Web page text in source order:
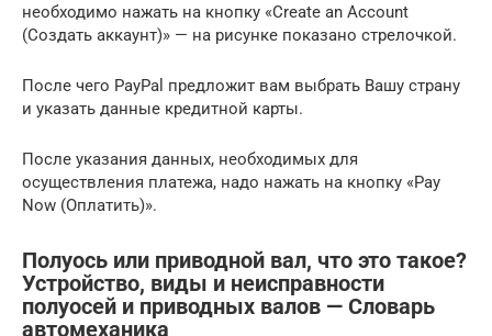
необходимо нажать на кнопку «Create an Account
(Создать аккаунт)» — на рисунке показано стрелочкой.
После чего PayPal предложит вам выбрать Вашу страну
и указать данные кредитной карты.
После указания данных, необходимых для
осуществления платежа, надо нажать на кнопку «Pay
Now (Оплатить)».
Полуось или приводной вал, что это такое?
Устройство, виды и неисправности
полуосей и приводных валов — Словарь
автомеханика